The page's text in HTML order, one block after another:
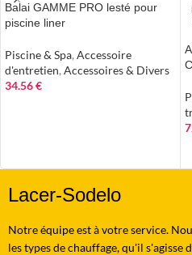
Balai GAMME PRO lesté pour
piscine liner
Piscine & Spa, Accessoire
d'entretien, Accessoires & Divers
34.56€
Lacer-Sodelo
Notre équipe est à votre service.
les types de chauffage, qu'il s'agisse